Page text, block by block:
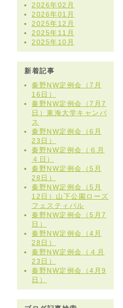
2026年02月
2026年01月
2025年12月
2025年11月
2025年10月
新着記事
秦野NW定例会（7月
16日）
秦野NW定例会（7月7
日）東海大学キャンバ
ス
秦野NW定例会（6月
23日）
秦野NW定例会（６月
４日）
秦野NW定例会（5月
28日）
秦野NW定例会（5月
12日）山下公園ローズ
フェスティバル
秦野NW定例会（5月7
日）
秦野NW定例会（4月
28日）
秦野NW定例会（４月
23日）
秦野NW定例会（4月9
日）